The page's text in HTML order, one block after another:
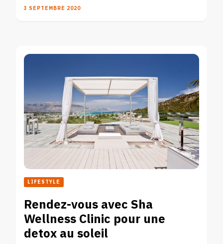
3 SEPTEMBRE 2020
LIFESTYLE
Rendez-vous avec Sha
Wellness Clinic pour une
detox au soleil